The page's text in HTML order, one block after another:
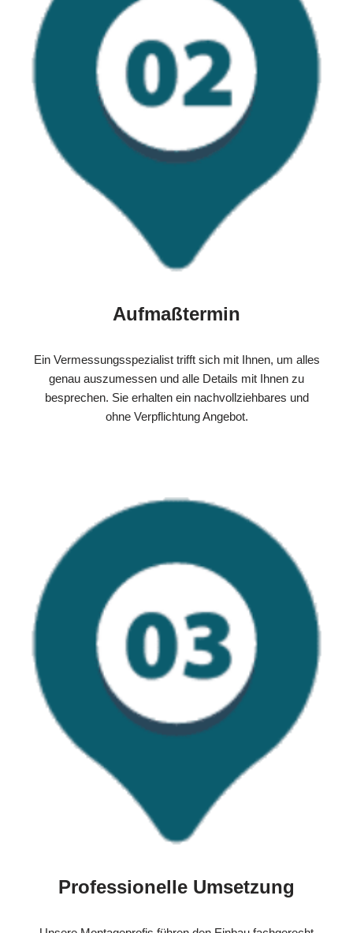
Aufmaßtermin
Ein Vermessungsspezialist trifft sich mit Ihnen, um alles
genau auszumessen und alle Details mit Ihnen zu
besprechen. Sie erhalten ein nachvollziehbares und
ohne Verpflichtung Angebot.
Professionelle Umsetzung